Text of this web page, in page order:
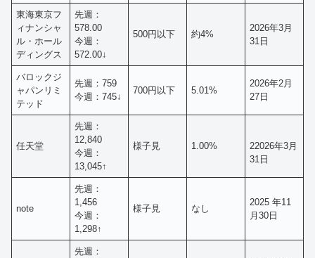
東海東京フ
ィナンシャ
ル・ホール
ディングス
先週：
578.00
今週：
572.00↓
500円以下 約4%
2026年3月
31日
バロックジ
ャパンリミ
テッド
先週：759
今週：745↓
700円以下 5.01%
2026年2月
27日
任天堂
先週：
12,840
今週：
13,045↑
様子見 1.00%
22026年3月
31日
note
先週：
1,456
今週：
1,298↑
様子見 なし
2025 年11
月30日
先週：